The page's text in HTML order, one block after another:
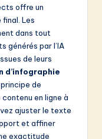
offre un
Les
dans tout
générés par l’IA
de leurs
d’infographie
de
en ligne à
ajuster le texte
et affiner
exactitude